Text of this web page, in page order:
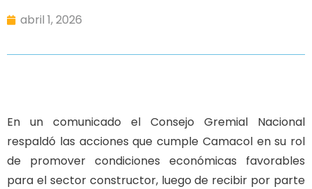
abril 1, 2026
En un comunicado el Consejo Gremial Nacional
respaldó las acciones que cumple Camacol en su rol
de promover condiciones económicas favorables
para el sector constructor, luego de recibir por parte